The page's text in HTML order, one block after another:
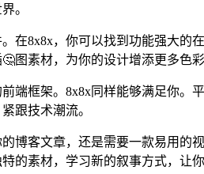
。
8x8x，你可以找到功能强大的
图素材，为你的设计增添更多色彩
端框架。8x8x同样能够满足你。
跟技术潮流。
客文章，还是需要一款易用的
的素材，学习新的叙事方式，让